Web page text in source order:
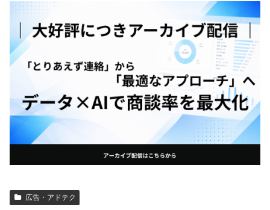
広告・アドテク